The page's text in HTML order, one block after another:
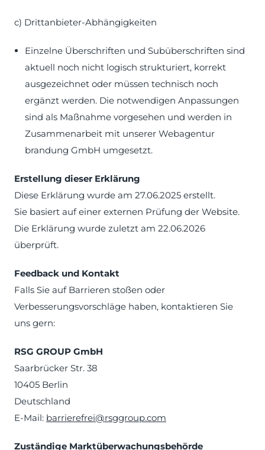
c) Drittanbieter-Abhängigkeiten
Einzelne Überschriften und Subüberschriften sind
aktuell noch nicht logisch strukturiert, korrekt
ausgezeichnet oder müssen technisch noch
ergänzt werden. Die notwendigen Anpassungen
sind als Maßnahme vorgesehen und werden in
Zusammenarbeit mit unserer Webagentur
brandung GmbH umgesetzt.
Erstellung dieser Erklärung
Diese Erklärung wurde am 27.06.2025 erstellt.
Sie basiert auf einer externen Prüfung der Website.
Die Erklärung wurde zuletzt am 22.06.2026
überprüft.
Feedback und Kontakt
Falls Sie auf Barrieren stoßen oder
Verbesserungsvorschläge haben, kontaktieren Sie
uns gern:
RSG GROUP GmbH
Saarbrücker Str. 38
10405 Berlin
Deutschland
E-Mail: barrierefrei@rsggroup.com
Zuständige Marktüberwachungsbehörde